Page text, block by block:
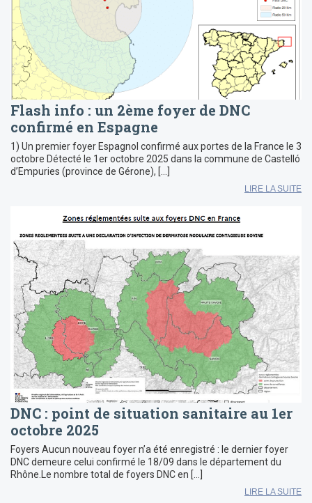
Flash info : un 2ème foyer de DNC
confirmé en Espagne
1) Un premier foyer Espagnol confirmé aux portes de la France le 3
octobre Détecté le 1er octobre 2025 dans la commune de Castelló
d’Empuries (province de Gérone), […]
LIRE LA SUITE
DNC : point de situation sanitaire au 1er
octobre 2025
Foyers Aucun nouveau foyer n’a été enregistré : le dernier foyer
DNC demeure celui confirmé le 18/09 dans le département du
Rhône.Le nombre total de foyers DNC en […]
LIRE LA SUITE